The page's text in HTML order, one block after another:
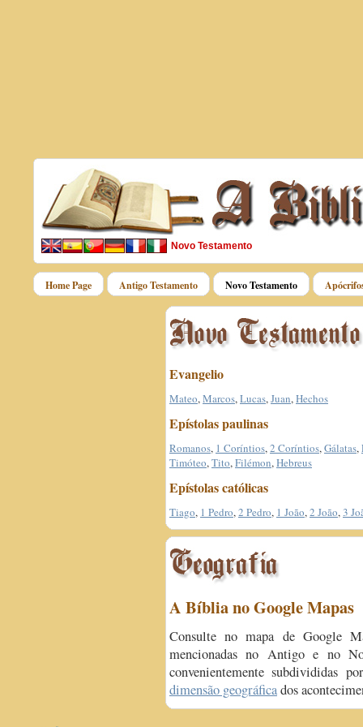
Novo Testamento
Home Page Antigo Testamento Novo Testamento
Evangelio
Mateo,Marcos,Lucas,Juan,Hechos
Epístolas paulinas
Romanos, 1 Coríntios,2 Coríntios,Gálatas,
Timóteo,Tito,Filémon,Hebreus
Epístolas católicas
Tiago, 1 Pedro,2 Pedro, 1 João,2 João,3
A Bíblia no Google Mapas
Consulte no mapa de Google
mencionadas no Antigo e no
convenientemente subdivididas
dimensão geográficados